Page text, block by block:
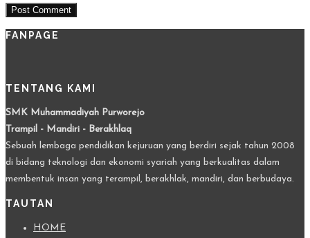
FANPAGE
TENTANG KAMI
SMK Muhammadiyah Purworejo
Trampil - Mandiri - Berakhlaq
Sebuah lembaga pendidikan kejuruan yang berdiri sejak tahun 2008
di bidang teknologi dan ekonomi syariah yang berkualitas dalam
membentuk insan yang terampil, berakhlak, mandiri, dan berbudaya.
TAUTAN
HOME